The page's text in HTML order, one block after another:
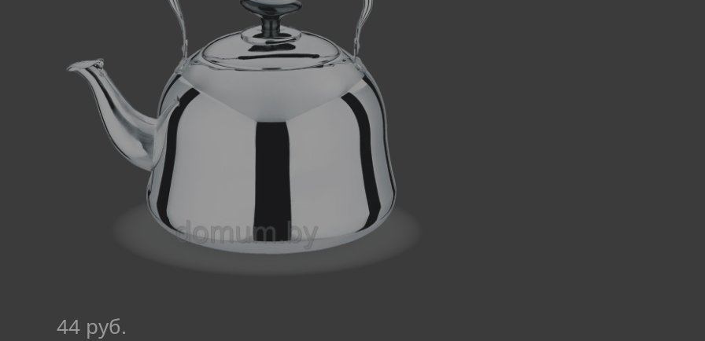
44 руб.